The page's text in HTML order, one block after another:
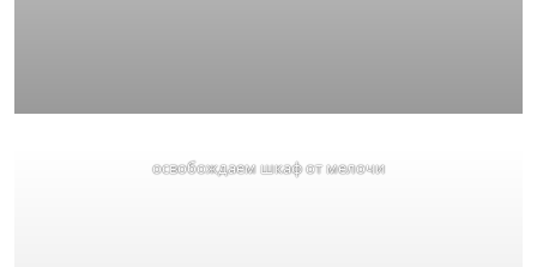
освобождаем шкаф от мелочи